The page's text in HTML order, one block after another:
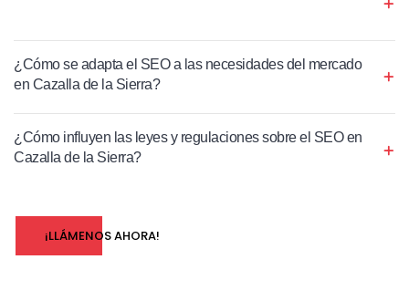
¿Cómo se adapta el SEO a las necesidades del mercado
en Cazalla de la Sierra?
¿Cómo influyen las leyes y regulaciones sobre el SEO en
Cazalla de la Sierra?
¡LLÁMENOS AHORA!